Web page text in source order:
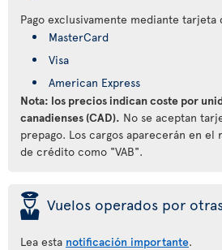
Pago exclusivamente mediante
MasterCard
Visa
American Express
Nota: los precios indican coste por
canadienses (CAD). No se aceptan
prepago. Los cargos aparecerán en el
de crédito como "VAB".
þ Vuelos operados por
Lea esta notificación importante.